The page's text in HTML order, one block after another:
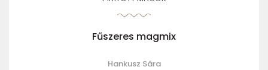
Fűszeres magmix
Hankusz Sára